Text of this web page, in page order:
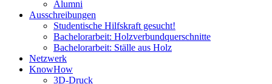
Alumni
Ausschreibungen
Studentische Hilfskraft gesucht!
Bachelorarbeit: Holzverbundquerschnitte
Bachelorarbeit: Ställe aus Holz
Netzwerk
KnowHow
3D-Druck